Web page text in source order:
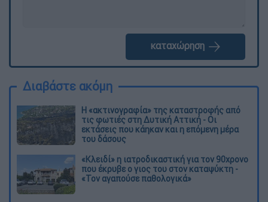
καταχώρηση
Διαβάστε ακόμη
Η «ακτινογραφία» της καταστροφής από
τις φωτιές στη Δυτική Αττική - Οι
εκτάσεις που κάηκαν και η επόμενη μέρα
του δάσους
«Κλειδί» η ιατροδικαστική για τον 90χρονο
που έκρυβε ο γιος του στον καταψύκτη -
«Τον αγαπούσε παθολογικά»